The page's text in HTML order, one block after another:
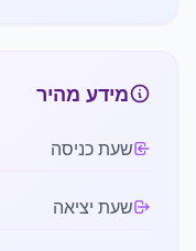
מידע מהיר
שעת כניסה
שעת יציאה